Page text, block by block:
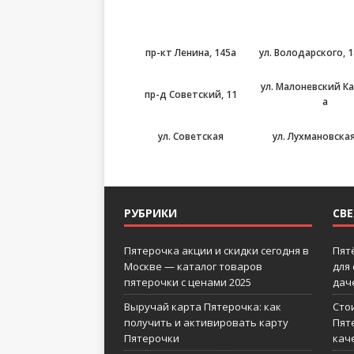
пр-кт Ленина, 145а ул. Володарского,
пр-д Советский, 11
ул. Малоневский
а
ул. Советская ул.
РУБРИКИ
Пятерочка акции и скидки сегодня в
Москве — каталог товаров
пятерочки с ценами 2025
Выручай карта Пятерочка: как
получить и активировать карту
Пятерочки
для